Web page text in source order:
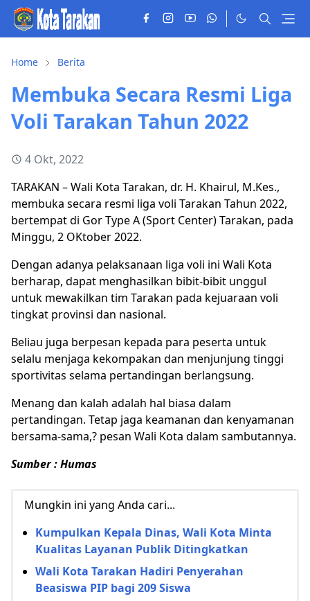
Home Berita
Membuka Secara Resmi Liga
Voli Tarakan Tahun 2022
4 Okt, 2022
TARAKAN – Wali Kota Tarakan, dr. H. Khairul, M.Kes.,
membuka secara resmi liga voli Tarakan Tahun 2022,
bertempat di Gor Type A (Sport Center) Tarakan, pada
Minggu, 2 OKtober 2022.
Dengan adanya pelaksanaan liga voli ini Wali Kota
berharap, dapat menghasilkan bibit-bibit unggul
untuk mewakilkan tim Tarakan pada kejuaraan voli
tingkat provinsi dan nasional.
Beliau juga berpesan kepada para peserta untuk
selalu menjaga kekompakan dan menjunjung tinggi
sportivitas selama pertandingan berlangsung.
Menang dan kalah adalah hal biasa dalam
pertandingan. Tetap jaga keamanan dan kenyamanan
bersama-sama,? pesan Wali Kota dalam sambutannya.
Sumber : Humas
Mungkin ini yang Anda cari...
Kumpulkan Kepala Dinas, Wali Kota Minta
Kualitas Layanan Publik Ditingkatkan
Wali Kota Tarakan Hadiri Penyerahan
Beasiswa PIP bagi 209 Siswa